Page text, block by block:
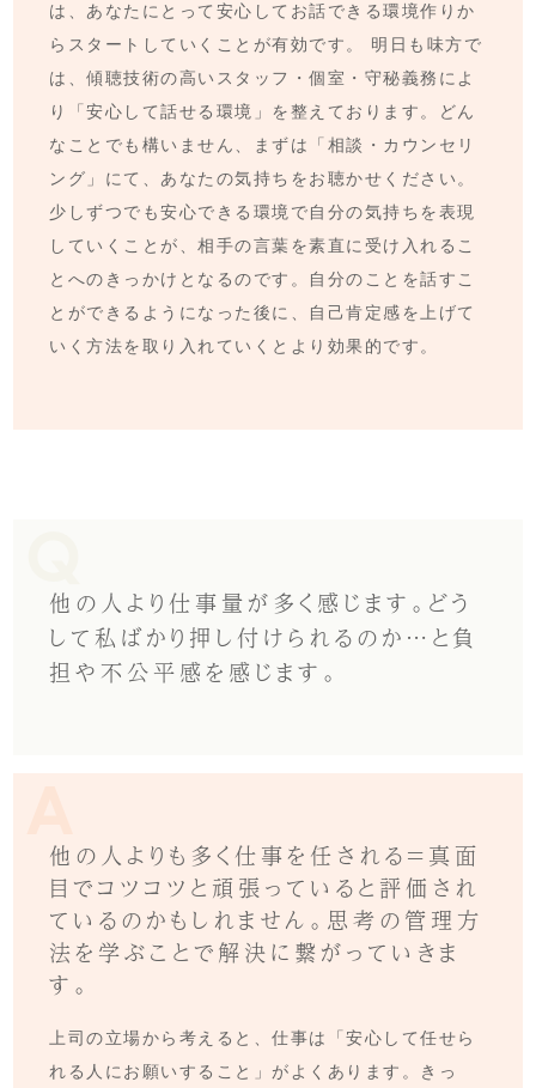
は、あなたにとって安心してお話できる環境作りか
らスタートしていくことが有効です。 明日も味方で
は、傾聴技術の高いスタッフ・個室・守秘義務によ
り「安心して話せる環境」を整えております。どん
なことでも構いません、まずは「相談・カウンセリ
ング」にて、あなたの気持ちをお聴かせください。
少しずつでも安心できる環境で自分の気持ちを表現
していくことが、相手の言葉を素直に受け入れるこ
とへのきっかけとなるのです。自分のことを話すこ
とができるようになった後に、自己肯定感を上げて
いく方法を取り入れていくとより効果的です。
他の人より仕事量が多く感じます。どう
して私ばかり押し付けられるのか…と負
担や不公平感を感じます。
他の人よりも多く仕事を任される＝真面
目でコツコツと頑張っていると評価され
ているのかもしれません。思考の管理方
法を学ぶことで解決に繋がっていきま
す。
上司の立場から考えると、仕事は「安心して任せら
れる人にお願いすること」がよくあります。きっ